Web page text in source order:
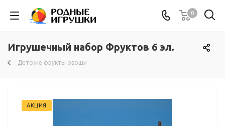
0
Игрушечный набор Фруктов 6 эл.
Детские фрукты овощи
АКЦИЯ